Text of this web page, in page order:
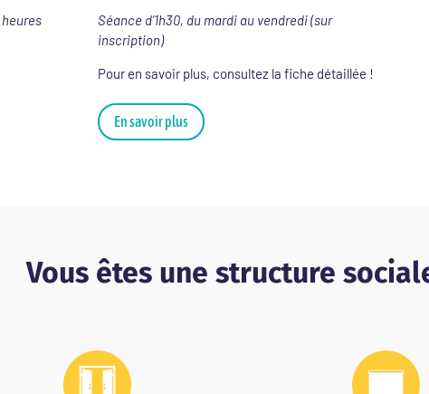
Séance d’1h30, du mardi au vendredi (sur
inscription)
Pour en savoir plus, consultez la fiche détaillée !
En savoir plus
Vous êtes une structure